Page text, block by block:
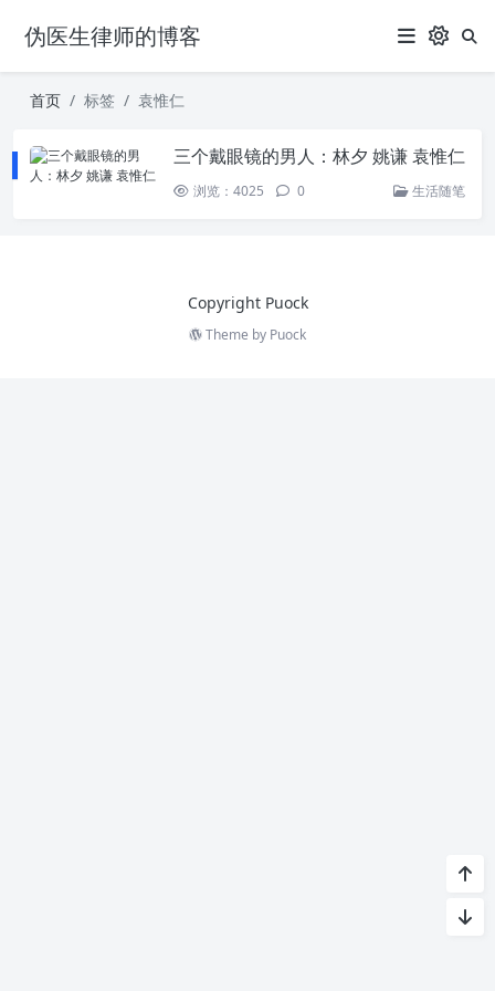
伪医生律师的博客
首页 标签 袁惟仁
三个戴眼镜的男人：林夕 姚谦 袁惟仁
浏览：4025 0 生活随笔
Copyright Puock
Theme by Puock